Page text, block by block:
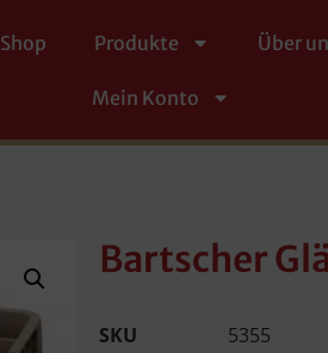
Shop Produkte Über
Mein Konto
Bartscher
SKU
5355